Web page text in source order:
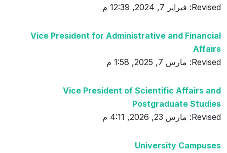
Revised: فبراير 7, 2024, 12:39 م
Vice President for Administrative and Financial
Affairs
Revised: مارس 7, 2025, 1:58 م
Vice President of Scientific Affairs and
Postgraduate Studies
Revised: مارس 23, 2026, 4:11 م
University Campuses